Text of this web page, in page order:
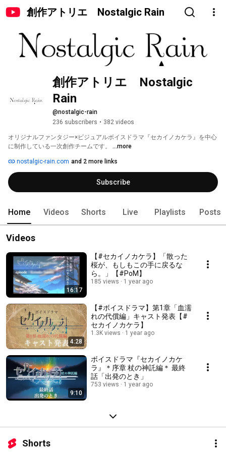
創作アトリエ Nostalgic Rain
創作アトリエ　Nostalgic
Rain
@nostalgic-rain
236 subscribers • 382 videos
オリジナルファンタジー×ビジュアルボイスドラマ『セカイノカケラ』を中心
に制作している一次創作チームです。 ...more
nostalgic-rain.com and 2 more links
Subscribe
Home Videos Shorts Live Playlists Posts
Videos
16:17
【#セカイノカケラ】「散った
桜が、もしもこの手に戻るな
ら。」【#PoM】
185 views 1 year ago
4:28
【#ボイスドラマ】第1章「血濡
れの代償編」キャスト発表【#
セカイノカケラ】
1.3K views 1 year ago
9:10
ボイスドラマ『セカイノカケ
ラ』＊序章 杖の神託編＊ 最終
話「出発のとき」
753 views 1 year ago
Shorts